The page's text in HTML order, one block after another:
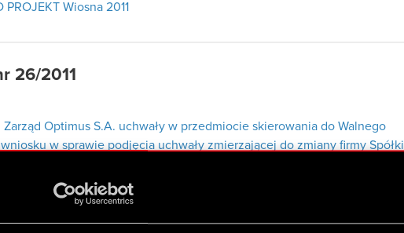
PROJEKT Wiosna 2011
26/2011
Zarząd Optimus S.A. uchwały w przedmiocie skierowania do Walnego
w sprawie podjęcia uchwały zmierzającej do zmiany firmy Spółki
5/2011 – korekta